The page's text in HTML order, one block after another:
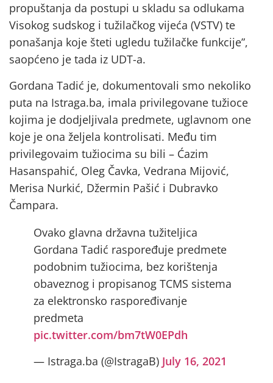
propuštanja da postupi u skladu sa odlukama
Visokog sudskog i tužilačkog vijeća (VSTV) te
ponašanja koje šteti ugledu tužilačke funkcije”,
saopćeno je tada iz UDT-a.
Gordana Tadić je, dokumentovali smo nekoliko
puta na Istraga.ba, imala privilegovane tužioce
kojima je dodjeljivala predmete, uglavnom one
koje je ona željela kontrolisati. Među tim
privilegovaim tužiocima su bili – Ćazim
Hasanspahić, Oleg Čavka, Vedrana Mijović,
Merisa Nurkić, Džermin Pašić i Dubravko
Čampara.
Ovako glavna državna tužiteljica
Gordana Tadić raspoređuje predmete
podobnim tužiocima, bez korištenja
obaveznog i propisanog TCMS sistema
za elektronsko raspoređivanje
predmeta
pic.twitter.com/bm7tW0EPdh
— Istraga.ba (@IstragaB) July 16, 2021